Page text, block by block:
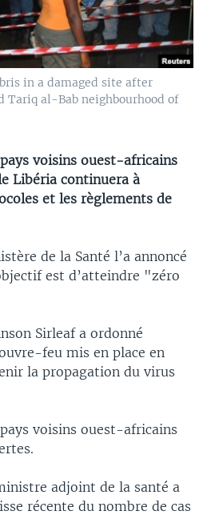
in a damaged site after
Tariq al-Bab neighbourhood of
voisins ouest-africains
Libéria continuera à
et les règlements de
de la Santé l’a annoncé
est d’atteindre "zéro
Sirleaf a ordonné
feu mis en place en
la propagation du virus
voisins ouest-africains
adjoint de la santé a
récente du nombre de cas